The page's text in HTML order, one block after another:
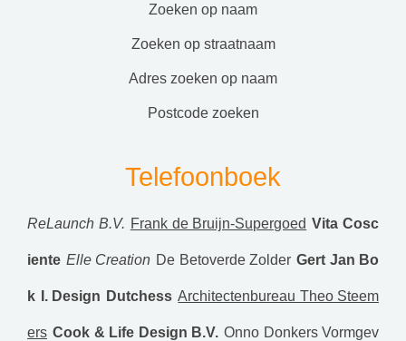
zoeken op naam
zoeken op straatnaam
adres zoeken op naam
postcode zoeken
Telefoonboek
ReLaunch B.V. Frank de Bruijn-Supergoed Vita Cosc
iente Elle Creation De Betoverde Zolder Gert Jan Bo
k I. Design Dutchess Architectenbureau Theo Steem
ers Cook & Life Design B.V. Onno Donkers Vormgev